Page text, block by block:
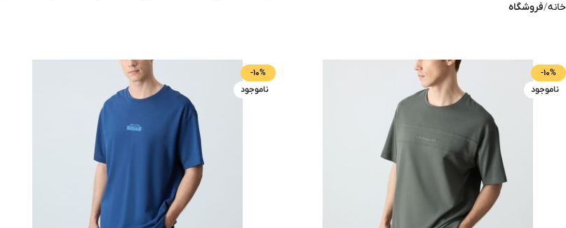
خانه فروشگاه
-10%
ناموجود
-10%
ناموجود